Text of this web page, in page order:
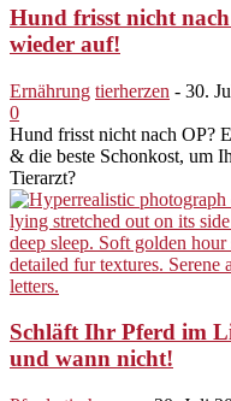
Hund frisst nicht
wieder auf!
Ernährung tierherzen - 30.
0
Hund frisst nicht nach OP?
& die beste Schonkost, um
Tierarzt?
Schläft Ihr Pferd im
und wann nicht!